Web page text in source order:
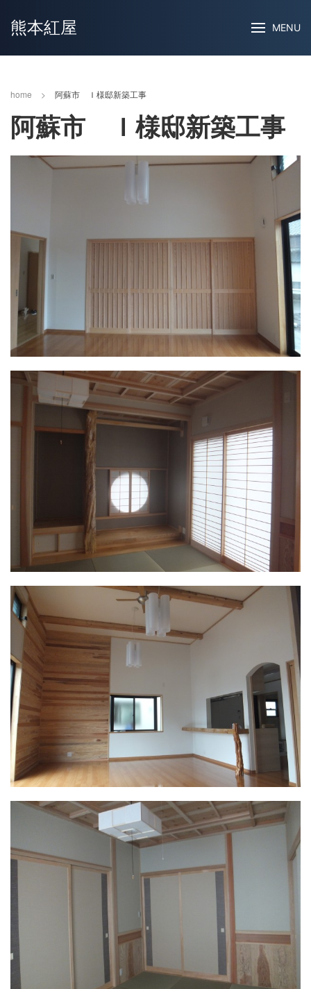
熊本紅屋 MENU
home > 阿蘇市 Ｉ様邸新築工事
阿蘇市 Ｉ様邸新築工事